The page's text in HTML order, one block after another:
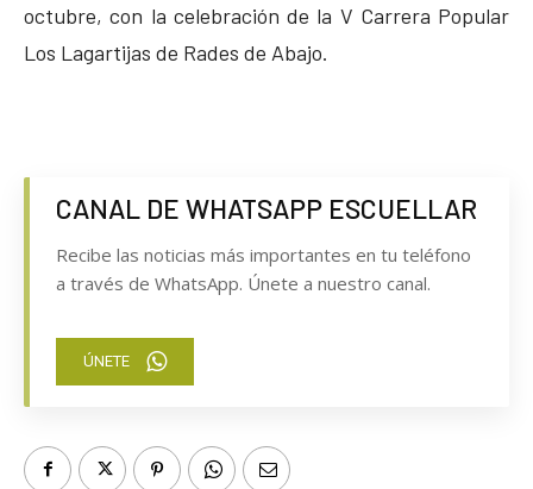
octubre, con la celebración de la V Carrera Popular
Los Lagartijas de Rades de Abajo.
CANAL DE WHATSAPP ESCUELLAR
Recibe las noticias más importantes en tu teléfono
a través de WhatsApp. Únete a nuestro canal.
ÚNETE